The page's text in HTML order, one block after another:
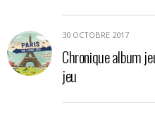
30 OCTOBRE 2017
Chronique album
jeu